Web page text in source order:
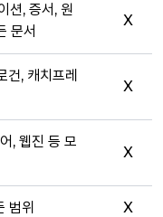
션, 증서, 원
문서
X
건, 캐치프레
X
, 웹진 등 모
X
범위 X